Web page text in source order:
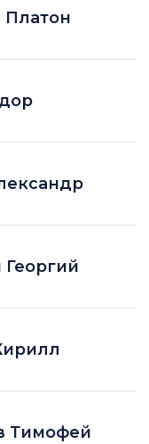
Платон
Тимофей